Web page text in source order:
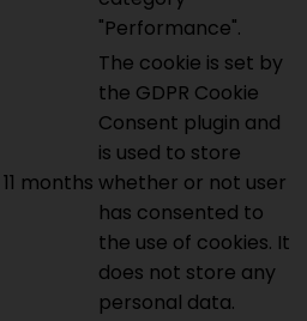
"Performance".
11 months
The cookie is set by
the GDPR Cookie
Consent plugin and
is used to store
whether or not user
has consented to
the use of cookies. It
does not store any
personal data.